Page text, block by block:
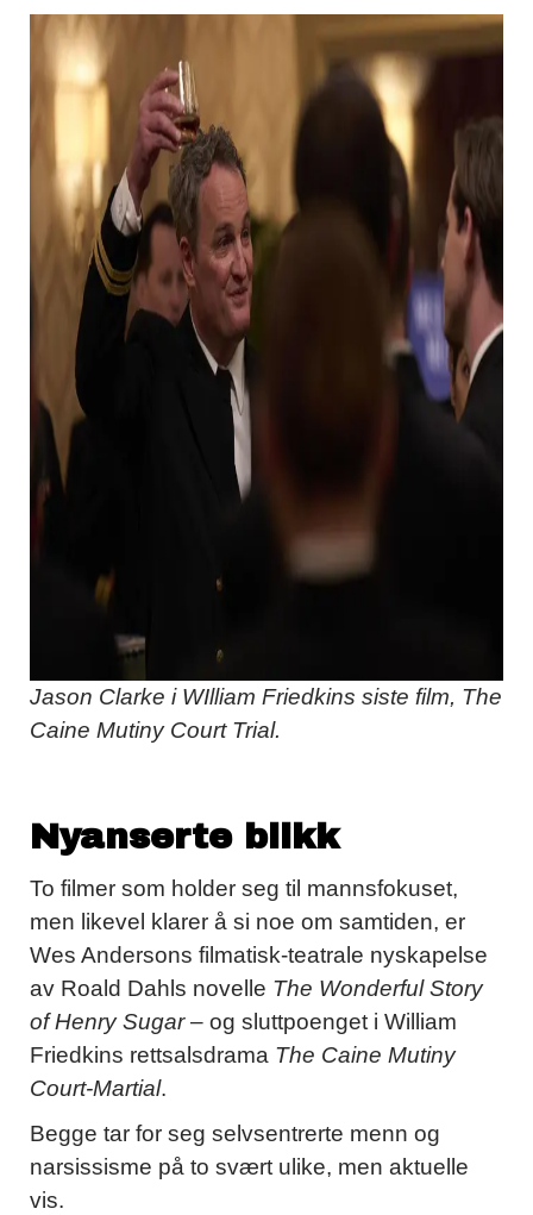
Jason Clarke i WIlliam Friedkins siste film, The
Caine Mutiny Court Trial.
Nyanserte blikk
To filmer som holder seg til mannsfokuset,
men likevel klarer å si noe om samtiden, er
Wes Andersons filmatisk-teatrale nyskapelse
av Roald Dahls novelle The Wonderful Story
of Henry Sugar– og sluttpoenget i William
Friedkins rettsalsdrama The Caine Mutiny
Court-Martial.
Begge tar for seg selvsentrerte menn og
narsissisme på to svært ulike, men aktuelle
vis.